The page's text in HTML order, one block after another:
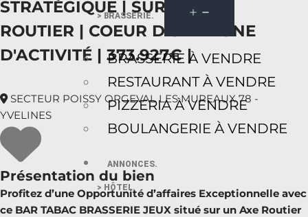
> BRASSERIE.
BRASSERIE À VENDRE
RESTAURANT À VENDRE
PIZZERIA À VENDRE
BOULANGERIE À VENDRE
ANNONCES.
> HÔTEL.
STRATÉGIQUE | SUR UN AXE
ROUTIER | COEUR D'UNE ZONE
D'ACTIVITÉ | 373.927€ |
SECTEUR POISSY ORGEVAL LES MUREAUX 78 -
YVELINES
Présentation du bien
Profitez d’une Opportunité d’affaires Exceptionnelle avec
ce BAR TABAC BRASSERIE JEUX situé sur un Axe Routier